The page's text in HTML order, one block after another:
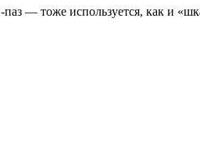
— тоже используется, как и